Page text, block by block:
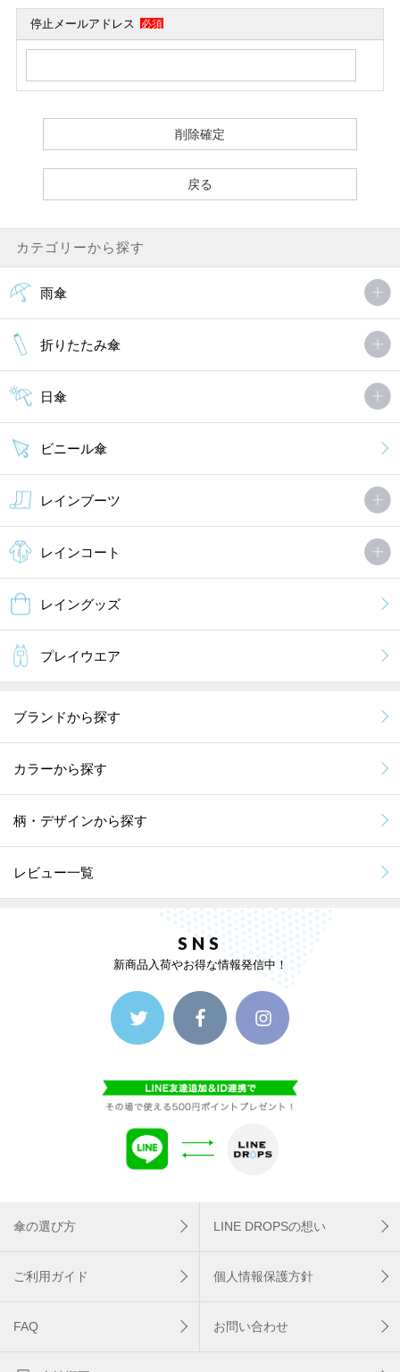
停止メールアドレス 必須
カテゴリーから探す
雨傘
折りたたみ傘
日傘
ビニール傘
レインブーツ
レインコート
レイングッズ
プレイウエア
ブランドから探す
カラーから探す
柄・デザインから探す
レビュー一覧
SNS
新商品入荷やお得な情報発信中！
傘の選び方 LINE DROPSの想い
ご利用ガイド 個人情報保護方針
FAQ お問い合わせ